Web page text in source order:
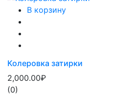
В корзину
Колеровка затирки
2,000.00₽
(0)